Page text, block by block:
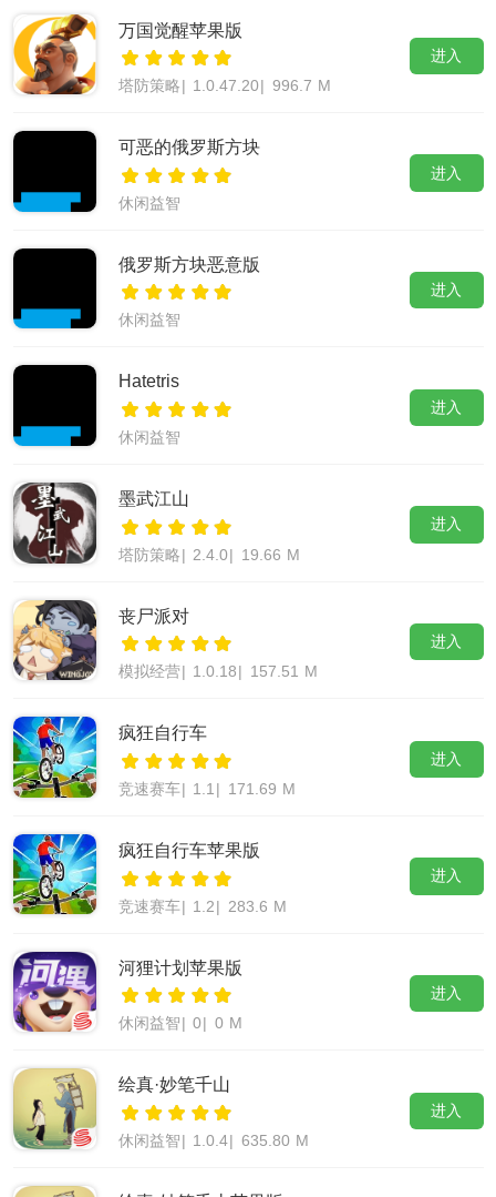
万国觉醒苹果版
塔防策略 1.0.47.20 996.7 M
进入
可恶的俄罗斯方块
休闲益智
进入
俄罗斯方块恶意版
休闲益智
进入
Hatetris
休闲益智
进入
墨武江山
塔防策略 | 2.4.0 | 19.66 M
进入
丧尸派对
模拟经营 1.0.18 157.51 M
进入
疯狂自行车
竞速赛车 1.1 171.69 M
进入
疯狂自行车苹果版
竞速赛车| 1.2 | 283.6 M
进入
河狸计划苹果版
休闲益智 0 0 M
进入
绘真·妙笔千山
休闲益智 1.0.4 635.80 M
进入